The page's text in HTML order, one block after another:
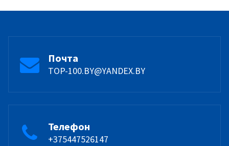
Почта
TOP-100.BY@YANDEX.BY
Телефон
+375447526147